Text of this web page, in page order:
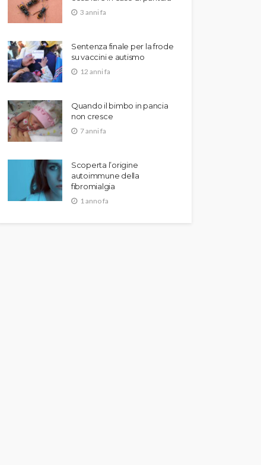
3 anni fa
Sentenza finale per la frode
su vaccini e autismo
12 anni fa
Quando il bimbo in pancia
non cresce
7 anni fa
Scoperta l’origine
autoimmune della
fibromialgia
1 anno fa